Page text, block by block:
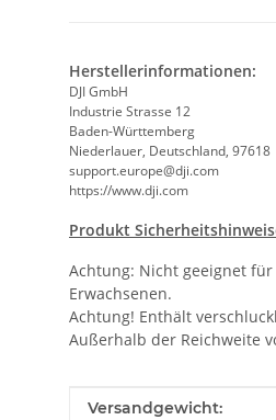
Herstellerinformationen:
DJI GmbH
Industrie Strasse 12
Baden-Württemberg
Niederlauer, Deutschland, 97618
support.europe@dji.com
https://www.dji.com
Produkt
Achtung: Nicht geeignet
Erwachsenen.
Achtung! Enthält
Außerhalb der Reichweite
Produkteigenschaft
Wert
Versandgewicht: